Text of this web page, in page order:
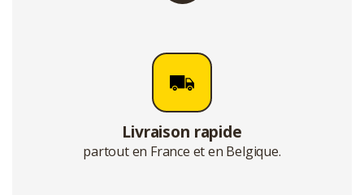
Livraison rapide
partout en France et en Belgique.